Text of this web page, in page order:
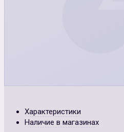
Характеристики
Наличие в магазинах